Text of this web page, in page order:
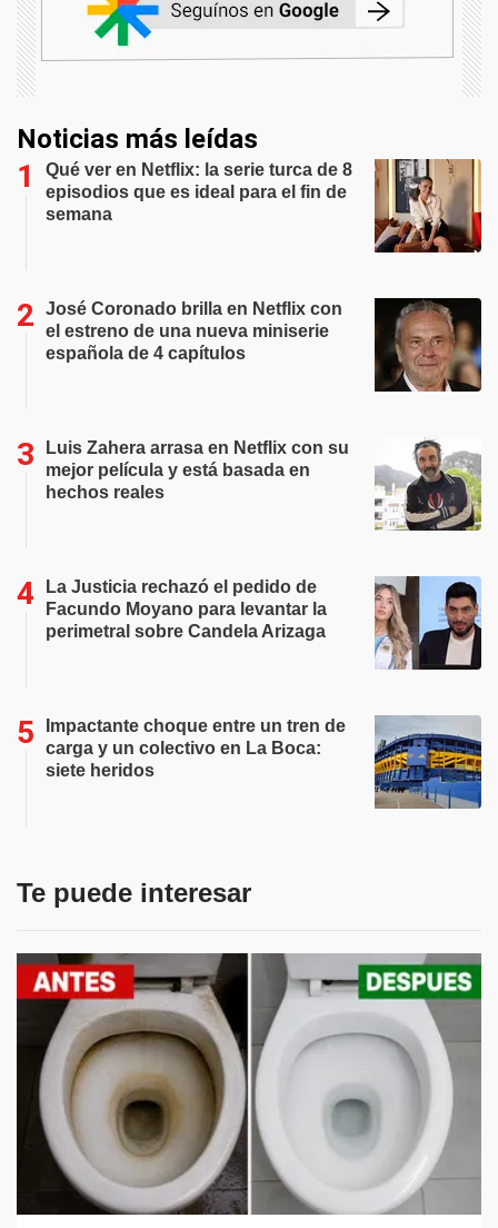
Noticias más leídas
Qué ver en Netflix: la serie turca de 8
episodios que es ideal para el fin de
semana
José Coronado brilla en Netflix con
el estreno de una nueva miniserie
española de 4 capítulos
Luis Zahera arrasa en Netflix con su
mejor película y está basada en
hechos reales
La Justicia rechazó el pedido de
Facundo Moyano para levantar la
perimetral sobre Candela Arizaga
Impactante choque entre un tren de
carga y un colectivo en La Boca:
siete heridos
Te puede interesar